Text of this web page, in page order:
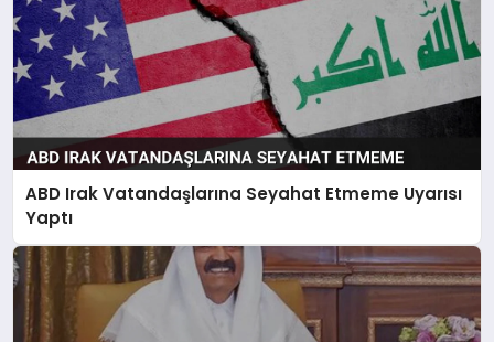
ABD Irak Vatandaşlarına Seyahat Etmeme Uyarısı
Yaptı